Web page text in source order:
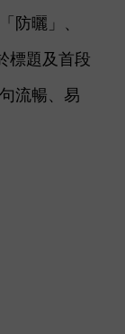
防曬」、
標題及首段
流暢、易